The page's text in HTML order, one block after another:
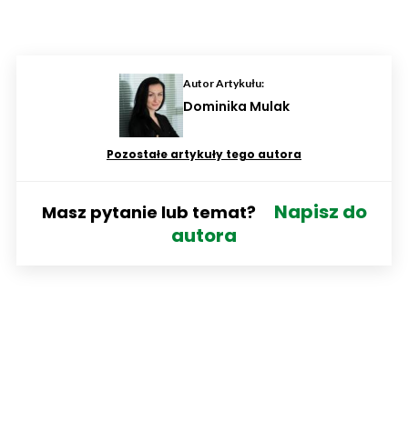
Autor Artykułu:
Dominika Mulak
Pozostałe artykuły tego autora
Masz pytanie lub temat?
Napisz do
autora